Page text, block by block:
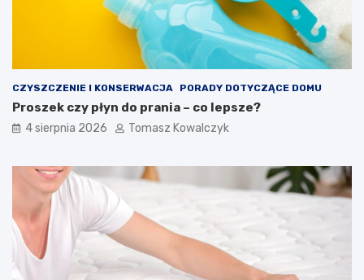
CZYSZCZENIE I KONSERWACJA PORADY DOTYCZĄCE DOMU
Proszek czy płyn do prania – co lepsze?
4 sierpnia 2026 Tomasz Kowalczyk